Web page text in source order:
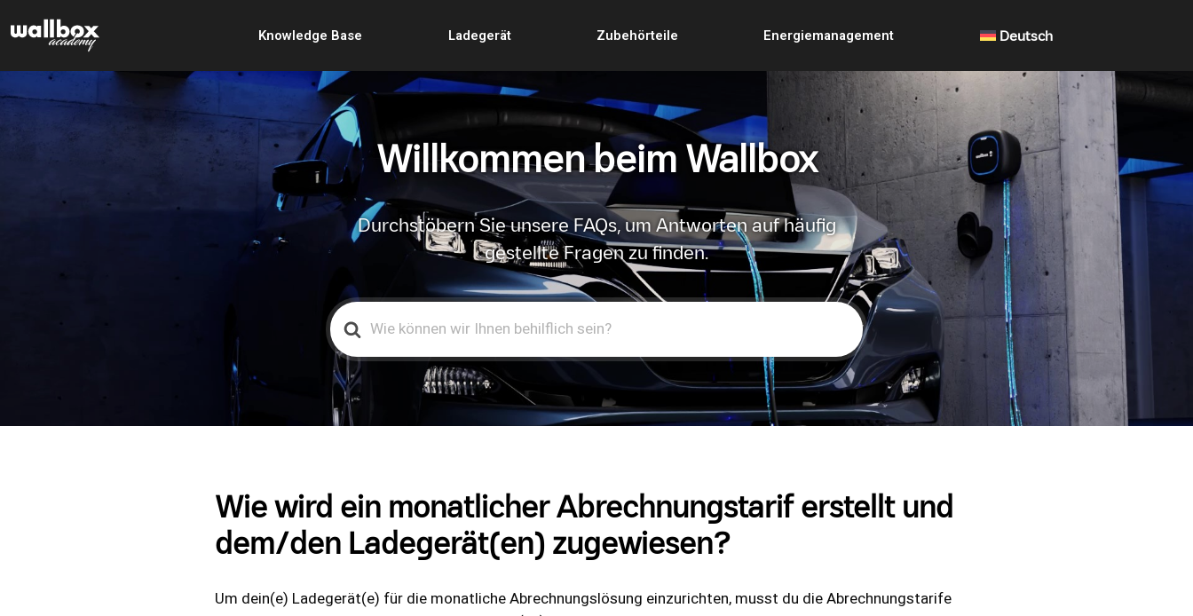
Knowledge Base Ladegerät Zubehörteile Energiemanagement Deutsch
Willkommen beim Wallbox
Durchstöbern Sie unsere FAQs, um Antworten auf häufig
gestellte Fragen zu finden.
Search
For
Wie wird ein monatlicher Abrechnungstarif erstellt und
dem/den Ladegerät(en) zugewiesen?
Um dein(e) Ladegerät(e) für die monatliche Abrechnungslösung einzurichten, musst du die Abrechnungstarife